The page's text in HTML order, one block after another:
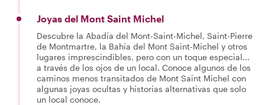
Joyas del Mont Saint Michel
Descubre la Abadía del Mont-Saint-Michel, Saint-Pierre
de Montmartre, la Bahía del Mont Saint-Michel y otros
lugares imprescindibles, pero con un toque especial...
a través de los ojos de un local. Conoce algunos de los
caminos menos transitados de Mont Saint Michel con
algunas joyas ocultas y historias alternativas que solo
un local conoce.